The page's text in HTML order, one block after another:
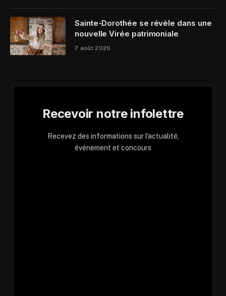
Sainte-Dorothée se révèle dans une
nouvelle Virée patrimoniale
7 août 2026
Recevoir notre infolettre
Recevez des informations sur l'actualité,
événement et concours